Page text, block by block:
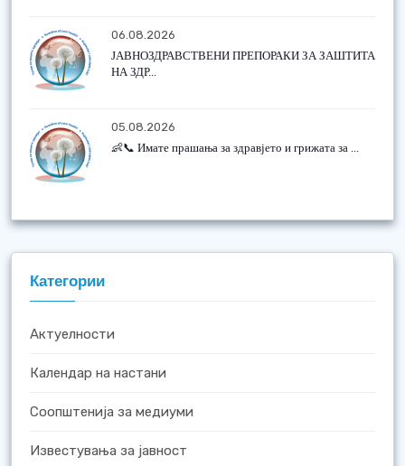
06.08.2026
ЈАВНОЗДРАВСТВЕНИ ПРЕПОРАКИ ЗА ЗАШТИТА
НА ЗДР...
05.08.2026
👶📞 Имате прашања за здравјето и грижата за ...
Категории
Актуелности
Календар на настани
Соопштенија за медиуми
Известувања за јавност